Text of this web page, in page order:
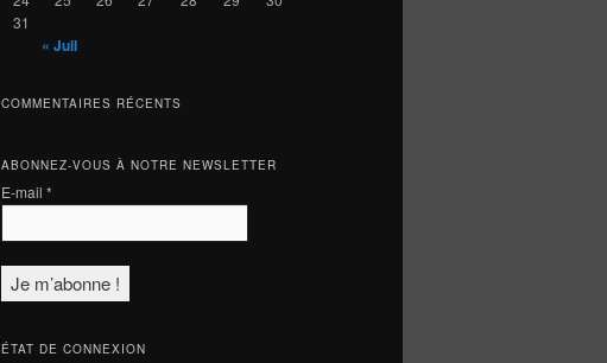
31
« Juil
COMMENTAIRES RÉCENTS
ABONNEZ-VOUS À NOTRE NEWSLETTER
E-mail *
ÉTAT DE CONNEXION